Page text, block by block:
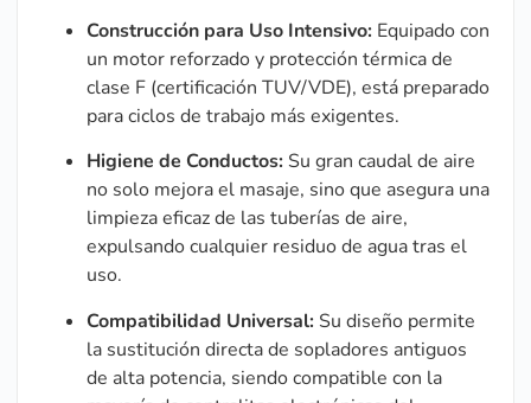
Construcción para Uso Intensivo: Equipado con
un motor reforzado y protección térmica de
clase F (certificación TUV/VDE), está preparado
para ciclos de trabajo más exigentes.
Higiene de Conductos: Su gran caudal de aire
no solo mejora el masaje, sino que asegura una
limpieza eficaz de las tuberías de aire,
expulsando cualquier residuo de agua tras el
uso.
Compatibilidad Universal: Su diseño permite
la sustitución directa de sopladores antiguos
de alta potencia, siendo compatible con la